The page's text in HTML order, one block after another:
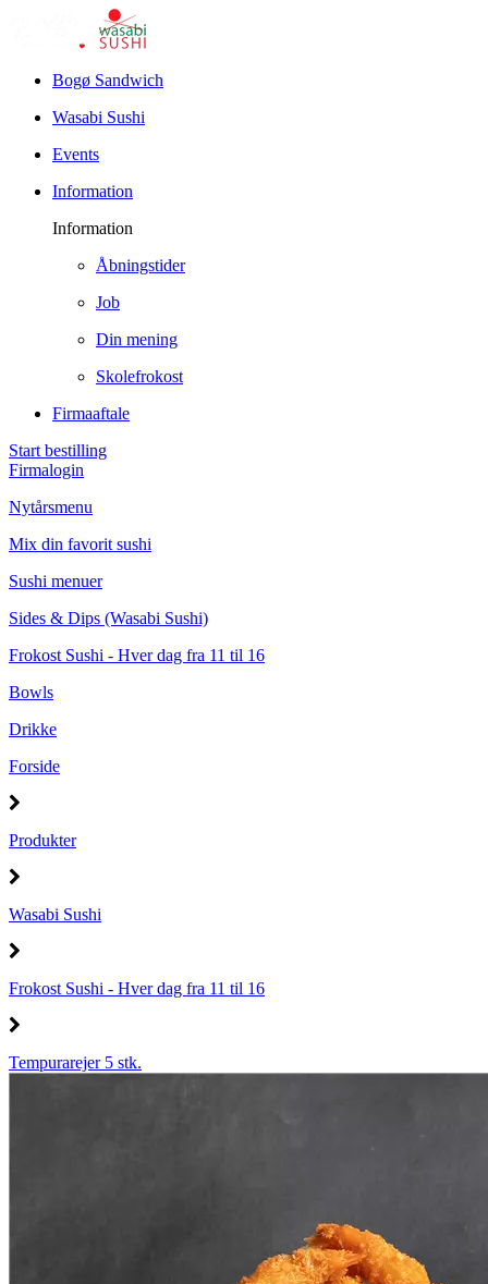
Bogø Sandwich
Wasabi Sushi
Events
Information
Information
Åbningstider
Job
Din mening
Skolefrokost
Firmaaftale
Start bestilling
Firmalogin
Nytårsmenu
Mix din favorit sushi
Sushi menuer
Sides & Dips (Wasabi Sushi)
Frokost Sushi - Hver dag fra 11 til 16
Bowls
Drikke
Forside
Produkter
Wasabi Sushi
Frokost Sushi - Hver dag fra 11 til 16
Tempurarejer 5 stk.